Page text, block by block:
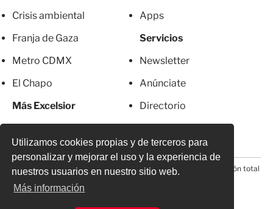
Utilizamos cookies propias y de terceros para
personalizar y mejorar el uso y la experiencia de
nuestros usuarios en nuestro sitio web.
Más información
Crisis ambiental
Franja de Gaza
Metro CDMX
El Chapo
Más Excelsior
Apps
Servicios
Newsletter
Anúnciate
Directorio
© 2026 Todos los derechos reservados. Prohibida la reproducción total
o parcial, incluyendo cualquier medio electrónico*